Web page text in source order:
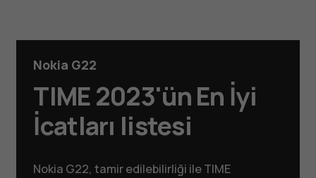
TIME 2023'ün En İyi
İcatları listesi
Nokia G22
Nokia G22, tamir edilebilirliği ile TIME